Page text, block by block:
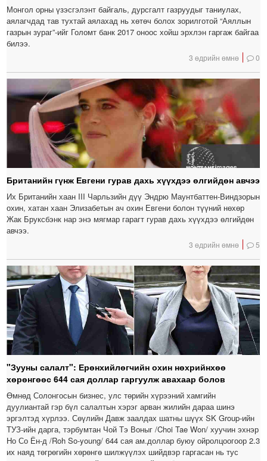
Монгол орны үзэсгэлэнт байгаль, дурсгалт газруудыг таниулах,
аялагчдад тав тухтай аялахад нь хөтөч болох зорилготой “Аяллын
газрын зураг”-ийг Голомт банк 2017 оноос хойш эрхлэн гаргаж байгаа
билээ.
3 өдрийн өмнө 0
Британийн гүнж Евгени гурав дахь хүүхдээ өлгийдөн авчээ
Их Британийн хаан III Чарльзийн дүү Эндрю Маунтбаттен-Виндзорын
охин, хатан хаан Элизабетын ач охин Евгени болон түүний нөхөр
Жак Бруксбэнк нар энэ мягмар гарагт гурав дахь хүүхдээ өлгийдөн
авчээ.
3 өдрийн өмнө 5
"Зууны салалт": Ерөнхийлөгчийн охин нөхрийнхөө
хөрөнгөөс 644 сая доллар гаргуулж авахаар болов
Өмнөд Солонгосын бизнес, улс төрийн хүрээний хамгийн
дуулиантай гэр бүл салалтын хэрэг арван жилийн дараа шинэ
эргэлтэд хүрлээ. Сөүлийн Давж заалдах шатны шүүх SK Group-ийн
ТУЗ-ийн дарга, тэрбумтан Чой Тэ Воныг /Choi Tae Won/ хуучин эхнэр
Но Со Ён-д /Roh So-young/ 644 сая ам.доллар буюу ойролцоогоор 2.3
их наяд төгрөгийн хөрөнгө шилжүүлэх шийдвэр гаргасан нь тус